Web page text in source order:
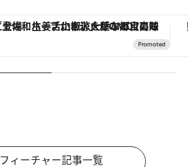
「土佐和ハーブかき氷」がOMO7高知に登場！生姜、山椒、大葉など目にも舌にも涼を呼ぶ郷土の味
フィーチャー記事一覧